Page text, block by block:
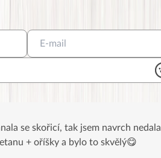
se skořicí, tak jsem navrch nedala
+ oříšky a bylo to skvělý😋